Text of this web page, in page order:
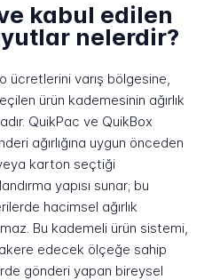
kabul edilen
nelerdir?
ücretlerini varış bölgesine,
ürün kademesinin ağırlık
QuikPac ve QuikBox
ağırlığına uygun önceden
karton seçtiği
yapısı sunar; bu
hacimsel ağırlık
Bu kademeli ürün sistemi,
edecek ölçeğe sahip
gönderi yapan bireysel